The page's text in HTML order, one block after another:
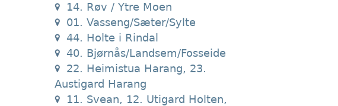
14. Røv / Ytre Moen
01. Vasseng/Sæter/Sylte
44. Holte i Rindal
40. Bjørnås/Landsem/Fosseide
22. Heimistua Harang, 23.
Austigard Harang
11. Svean, 12. Utigard Holten,